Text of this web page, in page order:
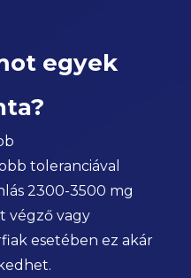
egyek
toleranciával
2300-3500 mg
végző vagy
esetében ez akár